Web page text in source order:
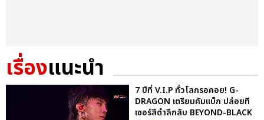
เรื่องแนะนำ
7 ปีที่ V.I.P ทั่วโลกรอคอย! G-
DRAGON เตรียมคัมแบ็ก ปล่อยที
เซอร์สีดำลึกลับ BEYOND-BLACK